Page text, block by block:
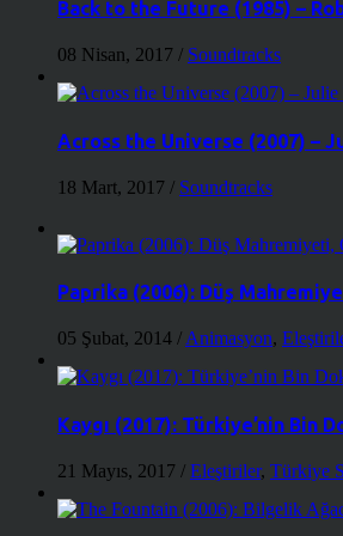
Back to the Future (1985) –
08 Nisan, 2017 / Soundtracks
Across the Universe (2007) –
18 Mart, 2017 / Soundtracks
Paprika (2006): Düş
05 Şubat, 2014 / Animasyon,
Kaygı (2017): Türkiye’nin Bin
21 Mayıs, 2017 / Eleştiriler, Türkiye